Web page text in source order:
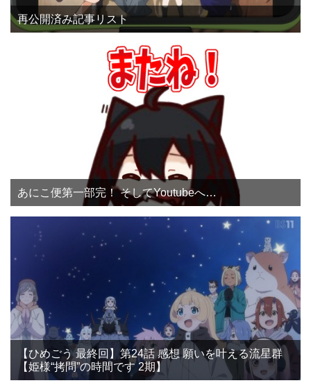
再公開済み記事リスト
あにこ便第一部完！ そしてYoutubeへ…
【ひめごう 最終回】第24話 感想 願いを叶える流星群
【姫様“拷問”の時間です 2期】